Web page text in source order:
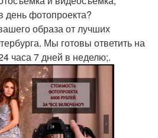
день фотопроекта?
образа от лучших
Мы готовы ответить на
часа 7 дней в неделю;.